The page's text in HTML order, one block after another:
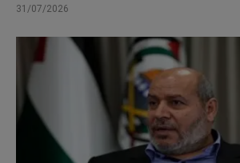
31/07/2026